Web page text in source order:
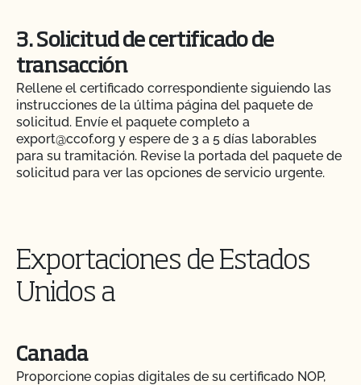
3. Solicitud de certificado de
transacción
Rellene el certificado correspondiente siguiendo las
instrucciones de la última página del paquete de
solicitud. Envíe el paquete completo a
export@ccof.org y espere de 3 a 5 días laborables
para su tramitación. Revise la portada del paquete de
solicitud para ver las opciones de servicio urgente.
Exportaciones de Estados
Unidos a
Canada
Proporcione copias digitales de su certificado NOP,